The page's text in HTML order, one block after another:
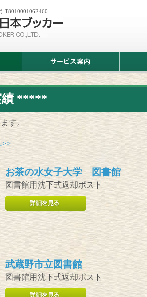
T8010001062460
ビ
案
情
*****
す。
お茶の水女子大学 図書館
図書館用沈下式返却ポスト
武蔵野市立図書館
図書館用沈下式返却ポスト